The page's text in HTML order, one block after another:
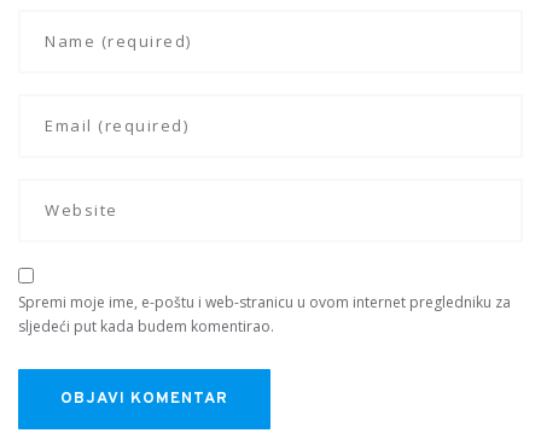
Spremi moje ime, e-poštu i web-stranicu u ovom internet pregledniku za
sljedeći put kada budem komentirao.